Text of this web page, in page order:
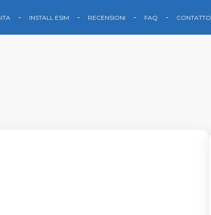
INSTALL ESIM RECENSIONI FAQ CONTATTO